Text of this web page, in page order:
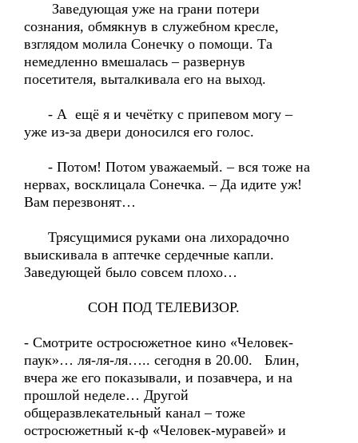
Заведующая уже на грани потери
сознания, обмякнув в служебном кресле,
взглядом молила Сонечку о помощи. Та
немедленно вмешалась – развернув
посетителя, выталкивала его на выход.
- А ещё я и чечётку с припевом могу –
уже из-за двери доносился его голос.
- Потом! Потом уважаемый. – вся тоже на
нервах, восклицала Сонечка. – Да идите уж!
Вам перезвонят…
Трясущимися руками она лихорадочно
выискивала в аптечке сердечные капли.
Заведующей было совсем плохо…
СОН ПОД ТЕЛЕВИЗОР.
- Смотрите остросюжетное кино «Человек-
паук»… ля-ля-ля….. сегодня в 20.00. Блин,
вчера же его показывали, и позавчера, и на
прошлой неделе… Другой
общеразвлекательный канал – тоже
остросюжетный к-ф «Человек-муравей» и